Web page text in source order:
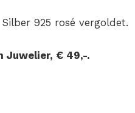
925 rosé vergoldet.
Juwelier, € 49,-.